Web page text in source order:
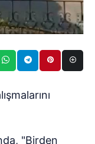
"Birden